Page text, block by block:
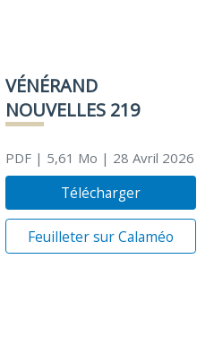
VÉNÉRAND
NOUVELLES 219
PDF| 5,61 Mo | 28 Avril 2026
Télécharger
Feuilleter sur Calaméo